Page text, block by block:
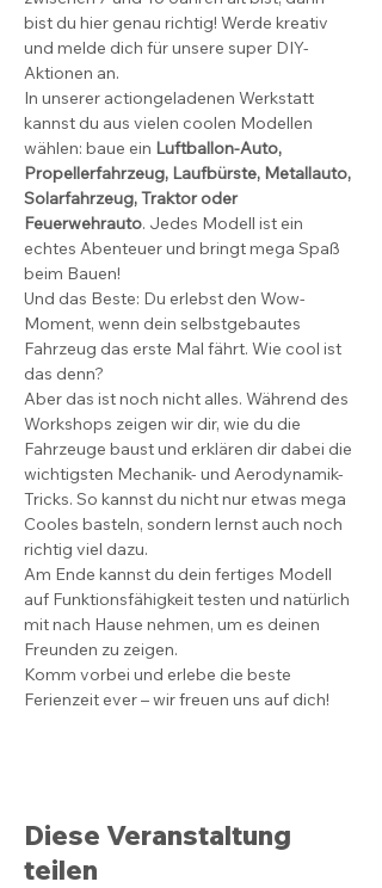
bist du hier genau richtig! Werde kreativ
und melde dich für unsere super DIY-
Aktionen an.
In unserer actiongeladenen Werkstatt
kannst du aus vielen coolen Modellen
wählen: baue ein Luftballon-Auto,
Propellerfahrzeug, Laufbürste, Metallauto,
Solarfahrzeug, Traktor oder
Feuerwehrauto. Jedes Modell ist ein
echtes Abenteuer und bringt mega Spaß
beim Bauen!
Und das Beste: Du erlebst den Wow-
Moment, wenn dein selbstgebautes
Fahrzeug das erste Mal fährt. Wie cool ist
das denn?
Aber das ist noch nicht alles. Während des
Workshops zeigen wir dir, wie du die
Fahrzeuge baust und erklären dir dabei die
wichtigsten Mechanik- und Aerodynamik-
Tricks. So kannst du nicht nur etwas mega
Cooles basteln, sondern lernst auch noch
richtig viel dazu.
Am Ende kannst du dein fertiges Modell
auf Funktionsfähigkeit testen und natürlich
mit nach Hause nehmen, um es deinen
Freunden zu zeigen.
Komm vorbei und erlebe die beste
Ferienzeit ever – wir freuen uns auf dich!
Diese Veranstaltung
teilen